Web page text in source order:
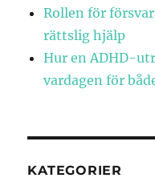
Rollen för
rättslig hjälp
Hur en ADHD-
vardagen för
KATEGORIER